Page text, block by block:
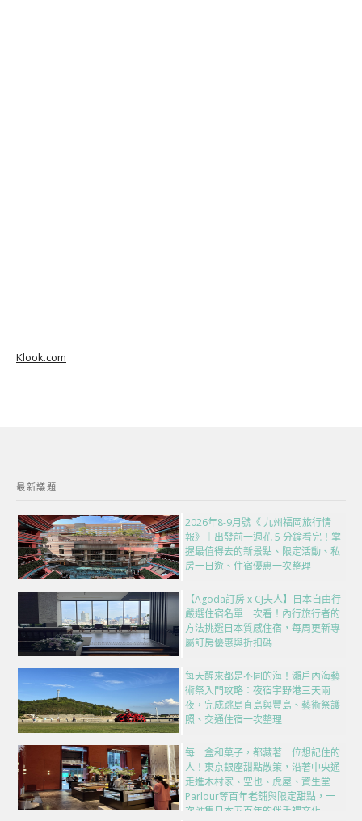
Klook.com
最新議題
2026年8-9月號《 九州福岡旅行情
報》｜出發前一週花 5 分鐘看完！掌
握最值得去的新景點、限定活動、私
房一日遊、住宿優惠一次整理
【Agoda訂房 x CJ夫人】日本自由行
嚴選住宿名單一次看！內行旅行者的
方法挑選日本質感住宿，每周更新專
屬訂房優惠與折扣碼
每天醒來都是不同的海！瀨戶內海藝
術祭入門攻略：夜宿宇野港三天兩
夜，完成跳島直島與豐島、藝術祭護
照、交通住宿一次整理
每一盒和菓子，都藏著一位想記住的
人！東京銀座甜點散策，沿著中央通
走進木村家、空也、虎屋、資生堂
Parlour等百年老舖與限定甜點，一
次匯集日本五百年的伴手禮文化